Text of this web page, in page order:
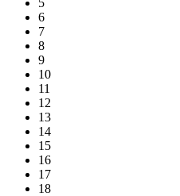
6
7
8
9
10
11
12
13
14
15
16
17
18